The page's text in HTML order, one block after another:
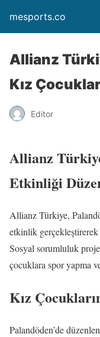
mesports.co
Allianz
Kız
Editor
Allianz
Etkinliği
Allianz Türkiye,
etkinlik gerçekleştirerek
Sosyal sorumluluk
çocuklara spor yapma
Kız
Palandöden’de